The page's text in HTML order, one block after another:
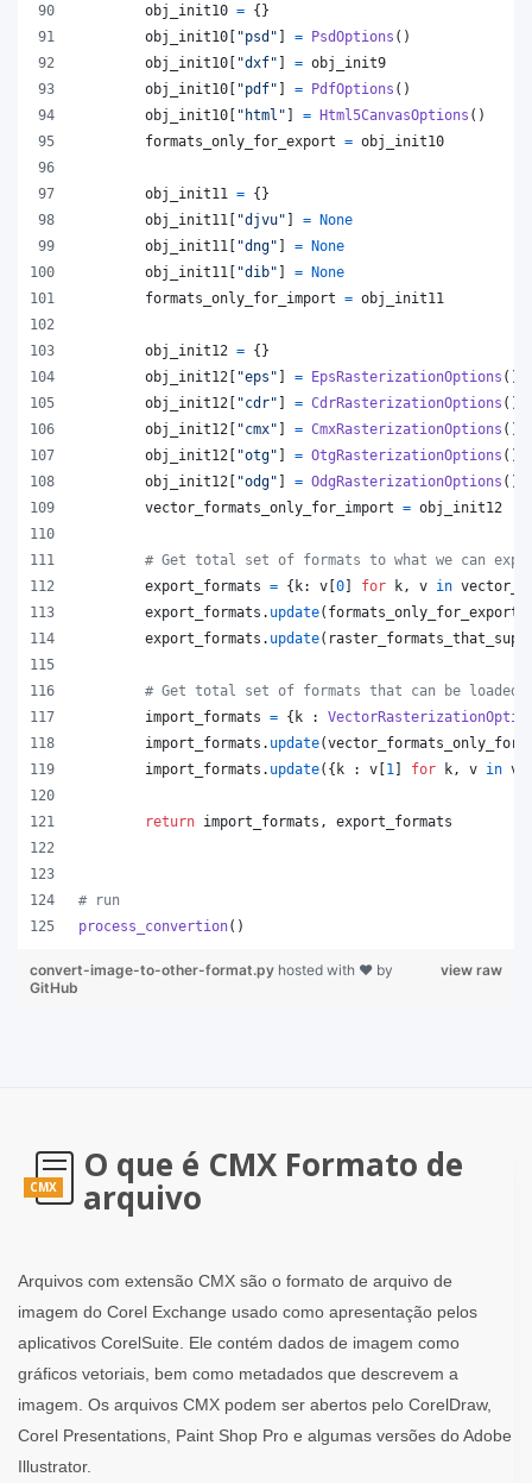
obj_init10 = {}
obj_init10 [ "psd" ] = PsdOptions ()
obj_init10 [ "dxf" ] = obj_init9
obj_init10 [ "pdf" ] = PdfOptions ()
obj_init10 [ "html" ] = Html5CanvasOptions ()
formats_only_for_export = obj_init10
obj_init11 = {}
obj_init11 [ "djvu" ] = None
obj_init11 [ "dng" ] = None
obj_init11 [ "dib" ] = None
formats_only_for_import = obj_init11
obj_init12 = {}
obj_init12 [ "eps" ] = EpsRasterizationOptions ()
obj_init12 [ "cdr" ] = CdrRasterizationOptions ()
obj_init12 [ "cmx" ] = CmxRasterizationOptions ()
obj_init12 [ "otg" ] = OtgRasterizationOptions ()
obj_init12 [ "odg" ] = OdgRasterizationOptions ()
vector_formats_only_for_import = obj_init12
# Get total set of formats to what we can
export_formats = { k: v [0] for k , v in
export_formats . update( formats_only_for_export
export_formats . update(
# Get total set of formats that can be loaded
import_formats = { k :
import_formats . update(
import_formats . update({ k : v [1 ] for k , v in
return import_formats , export_formats
# run
process_convertion()
view raw
convert-image-to-other-format.py hosted with ❤ by
GitHub
CMX
O que é CMX Formato de
arquivo
Arquivos com extensão CMX são o formato de arquivo de
imagem do Corel Exchange usado como apresentação pelos
aplicativos CorelSuite. Ele contém dados de imagem como
gráficos vetoriais, bem como metadados que descrevem a
imagem. Os arquivos CMX podem ser abertos pelo CorelDraw,
Corel Presentations, Paint Shop Pro e algumas versões do Adobe
Illustrator.